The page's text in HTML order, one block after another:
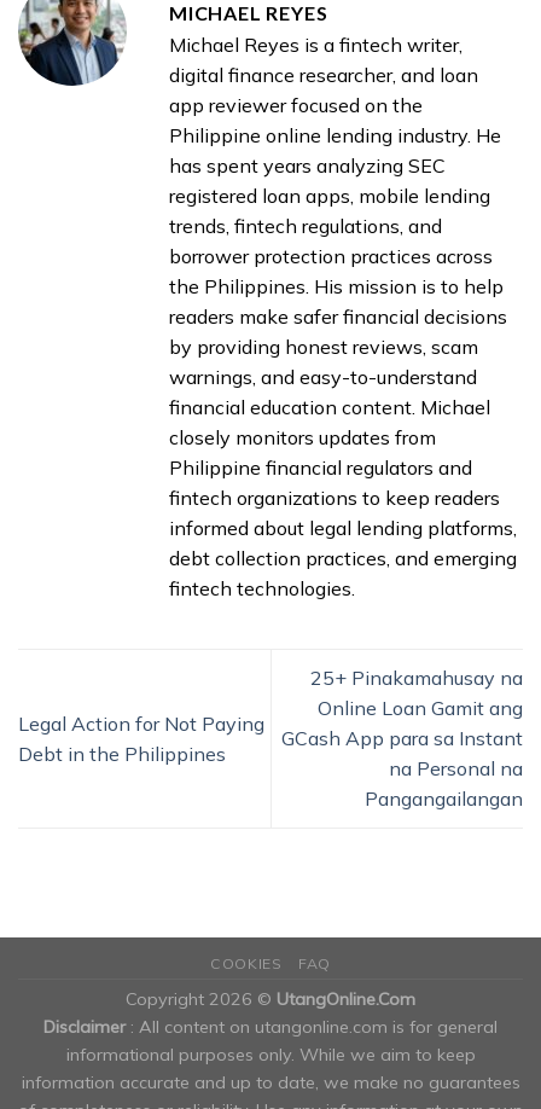
MICHAEL REYES
Michael Reyes is a fintech writer,
digital finance researcher, and loan
app reviewer focused on the
Philippine online lending industry. He
has spent years analyzing SEC
registered loan apps, mobile lending
trends, fintech regulations, and
borrower protection practices across
the Philippines. His mission is to help
readers make safer financial decisions
by providing honest reviews, scam
warnings, and easy-to-understand
financial education content. Michael
closely monitors updates from
Philippine financial regulators and
fintech organizations to keep readers
informed about legal lending platforms,
debt collection practices, and emerging
fintech technologies.
Legal Action for Not Paying
Debt in the Philippines
25+ Pinakamahusay na
Online Loan Gamit ang
GCash App para sa Instant
na Personal na
Pangangailangan
COOKIES FAQ
Copyright 2026 © UtangOnline.Com
Disclaimer : All content on utangonline.com is for general
informational purposes only. While we aim to keep
information accurate and up to date, we make no guarantees